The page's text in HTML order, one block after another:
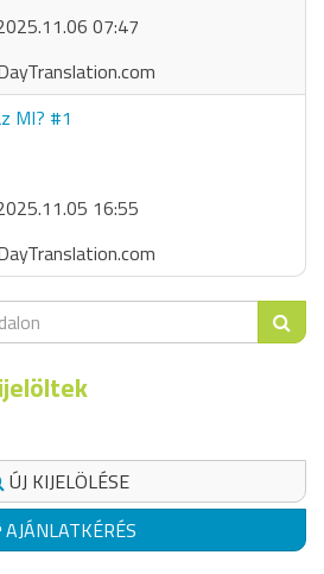
07:47
MI? #1
16:55
ÚJ KIJELÖLÉSE
AJÁNLATKÉRÉS